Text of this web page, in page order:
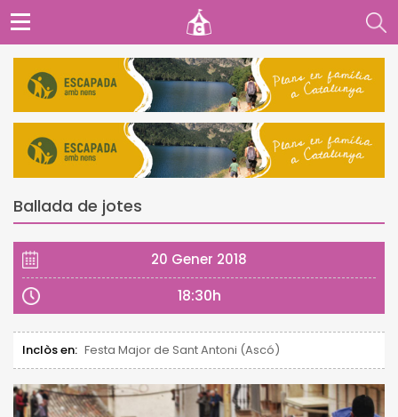
Ballada de jotes
20 Gener 2018
18:30h
Inclòs en: Festa Major de Sant Antoni (Ascó)